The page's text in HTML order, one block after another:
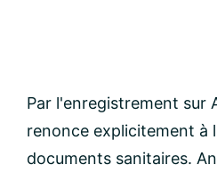
Par l'enregistrement sur
renonce explicitement à
documents sanitaires.